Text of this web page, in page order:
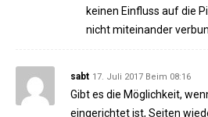
keinen Einfluss auf die
nicht miteinander
sabt 17. Juli 2017 Beim 08:16
Gibt es die Möglichkeit,
eingerichtet ist, Seiten